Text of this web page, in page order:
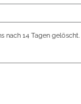
nach 14 Tagen gelöscht.